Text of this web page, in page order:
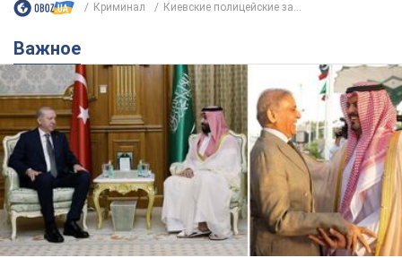
Криминал Киевские полицейские за...
Важное